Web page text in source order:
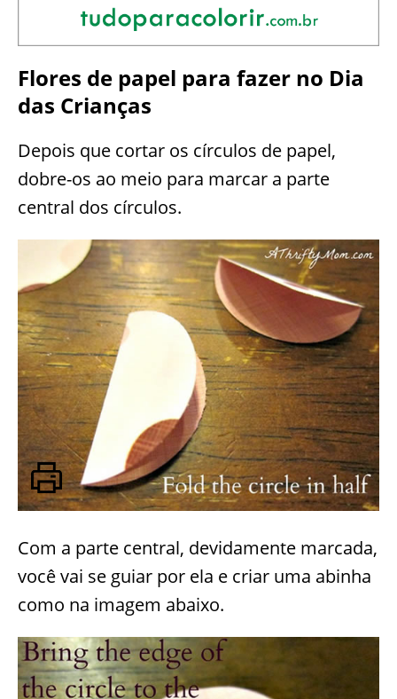
Flores de papel para fazer no Dia
das Crianças
Depois que cortar os círculos de papel,
dobre-os ao meio para marcar a parte
central dos círculos.
Com a parte central, devidamente marcada,
você vai se guiar por ela e criar uma abinha
como na imagem abaixo.